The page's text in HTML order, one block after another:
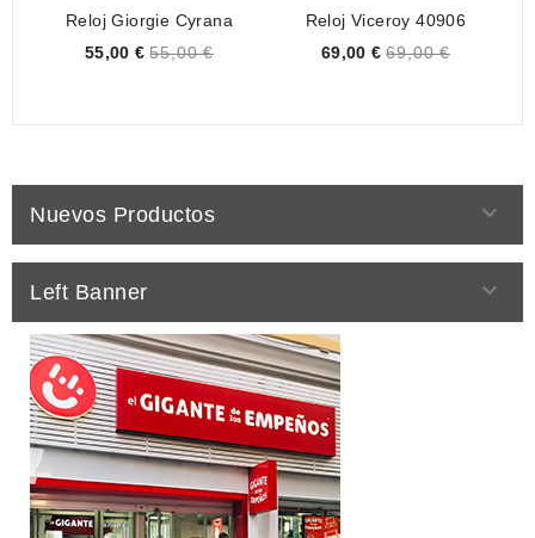
Reloj Giorgie Cyrana
Price
55,00 € 55,00 €
Reloj Viceroy 40906
Price
69,00 € 69,00 €
Nuevos Productos 
Left Banner 